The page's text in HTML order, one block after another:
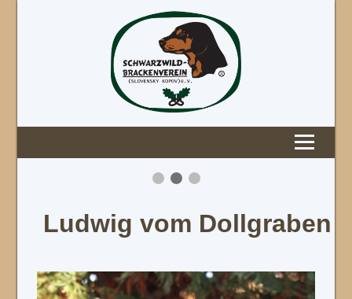
Ludwig vom Dollgraben